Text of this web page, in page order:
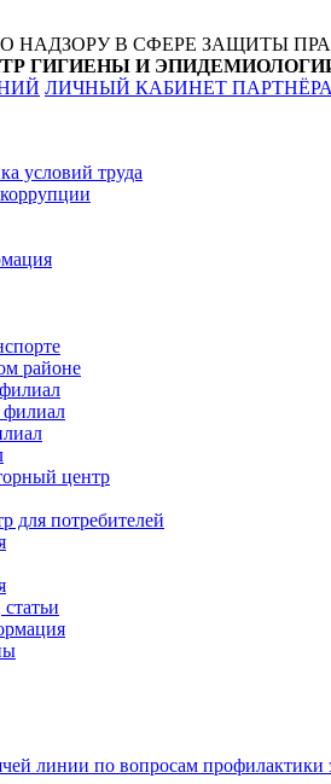
НАДЗОРУ В СФЕРЕ ЗАЩИТЫ
ГИГИЕНЫ И
ЛИЧНЫЙ КАБИНЕТ ПАРТНЁРА
условий труда
районе
центр
для потребителей
линии по вопросам профилактики